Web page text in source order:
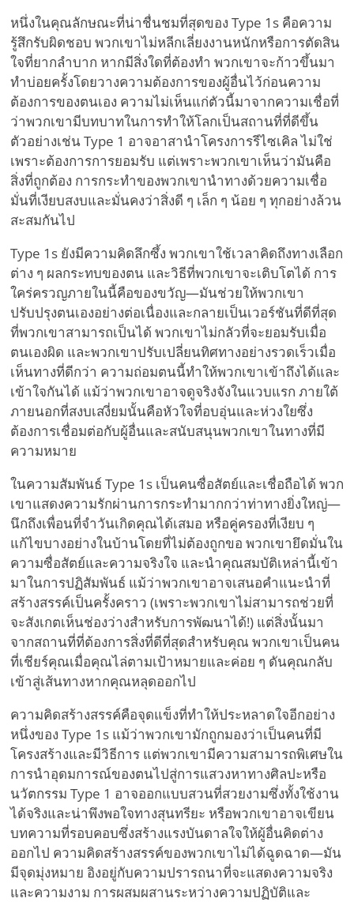
หนึ่งในคุณลักษณะที่น่าชื่นชมที่สุดของ Type 1s คือความ
รู้สึกรับผิดชอบ พวกเขาไม่หลีกเลี่ยงงานหนักหรือการตัดสิน
ใจที่ยากลำบาก หากมีสิ่งใดที่ต้องทำ พวกเขาจะก้าวขึ้นมา
ทำบ่อยครั้งโดยวางความต้องการของผู้อื่นไว้ก่อนความ
ต้องการของตนเอง ความไม่เห็นแก่ตัวนี้มาจากความเชื่อที่
ว่าพวกเขามีบทบาทในการทำให้โลกเป็นสถานที่ที่ดีขึ้น
ตัวอย่างเช่น Type 1 อาจอาสานำโครงการรีไซเคิล ไม่ใช่
เพราะต้องการการยอมรับ แต่เพราะพวกเขาเห็นว่ามันคือ
สิ่งที่ถูกต้อง การกระทำของพวกเขานำทางด้วยความเชื่อ
มั่นที่เงียบสงบและมั่นคงว่าสิ่งดี ๆ เล็ก ๆ น้อย ๆ ทุกอย่างล้วน
สะสมกันไป
Type 1s ยังมีความคิดลึกซึ้ง พวกเขาใช้เวลาคิดถึงทางเลือก
ต่าง ๆ ผลกระทบของตน และวิธีที่พวกเขาจะเติบโตได้ การ
ใคร่ครวญภายในนี้คือของขวัญ—มันช่วยให้พวกเขา
ปรับปรุงตนเองอย่างต่อเนื่องและกลายเป็นเวอร์ชันที่ดีที่สุด
ที่พวกเขาสามารถเป็นได้ พวกเขาไม่กลัวที่จะยอมรับเมื่อ
ตนเองผิด และพวกเขาปรับเปลี่ยนทิศทางอย่างรวดเร็วเมื่อ
เห็นทางที่ดีกว่า ความถ่อมตนนี้ทำให้พวกเขาเข้าถึงได้และ
เข้าใจกันได้ แม้ว่าพวกเขาอาจดูจริงจังในแวบแรก ภายใต้
ภายนอกที่สงบเสงี่ยมนั้นคือหัวใจที่อบอุ่นและห่วงใยซึ่ง
ต้องการเชื่อมต่อกับผู้อื่นและสนับสนุนพวกเขาในทางที่มี
ความหมาย
ในความสัมพันธ์ Type 1s เป็นคนซื่อสัตย์และเชื่อถือได้ พวก
เขาแสดงความรักผ่านการกระทำมากกว่าท่าทางยิ่งใหญ่—
นึกถึงเพื่อนที่จำวันเกิดคุณได้เสมอ หรือคู่ครองที่เงียบ ๆ
แก้ไขบางอย่างในบ้านโดยที่ไม่ต้องถูกขอ พวกเขายึดมั่นใน
ความซื่อสัตย์และความจริงใจ และนำคุณสมบัติเหล่านี้เข้า
มาในการปฏิสัมพันธ์ แม้ว่าพวกเขาอาจเสนอคำแนะนำที่
สร้างสรรค์เป็นครั้งคราว (เพราะพวกเขาไม่สามารถช่วยที่
จะสังเกตเห็นช่องว่างสำหรับการพัฒนาได้!) แต่สิ่งนั้นมา
จากสถานที่ที่ต้องการสิ่งที่ดีที่สุดสำหรับคุณ พวกเขาเป็นคน
ที่เชียร์คุณเมื่อคุณไล่ตามเป้าหมายและค่อย ๆ ดันคุณกลับ
เข้าสู่เส้นทางหากคุณหลุดออกไป
ความคิดสร้างสรรค์คือจุดแข็งที่ทำให้ประหลาดใจอีกอย่าง
หนึ่งของ Type 1s แม้ว่าพวกเขามักถูกมองว่าเป็นคนที่มี
โครงสร้างและมีวิธีการ แต่พวกเขามีความสามารถพิเศษใน
การนำอุดมการณ์ของตนไปสู่การแสวงหาทางศิลปะหรือ
นวัตกรรม Type 1 อาจออกแบบสวนที่สวยงามซึ่งทั้งใช้งาน
ได้จริงและน่าพึงพอใจทางสุนทรียะ หรือพวกเขาอาจเขียน
บทความที่รอบคอบซึ่งสร้างแรงบันดาลใจให้ผู้อื่นคิดต่าง
ออกไป ความคิดสร้างสรรค์ของพวกเขาไม่ได้ฉูดฉาด—มัน
มีจุดมุ่งหมาย อิงอยู่กับความปรารถนาที่จะแสดงความจริง
และความงาม การผสมผสานระหว่างความปฏิบัติและ